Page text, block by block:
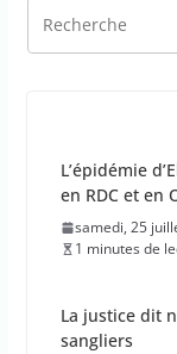
L’épidémie
en RDC et en
samedi, 25
1 minutes de
La justice dit
sangliers